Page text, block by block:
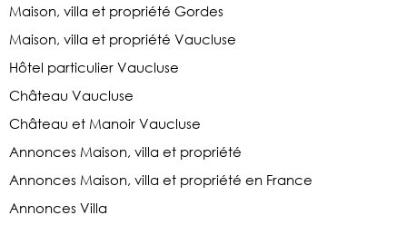
Maison, villa et propriété Gordes
Maison, villa et propriété Vaucluse
Hôtel particulier Vaucluse
Château Vaucluse
Château et Manoir Vaucluse
Annonces Maison, villa et propriété
Annonces Maison, villa et propriété en France
Annonces Villa